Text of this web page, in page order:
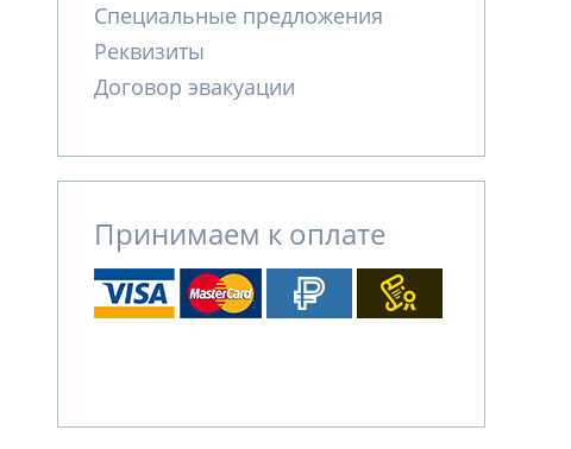
Специальные предложения
Реквизиты
Договор эвакуации
Принимаем к оплате